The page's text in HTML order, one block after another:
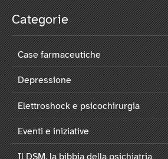
Categorie
Case farmaceutiche
Depressione
Elettroshock e psicochirurgia
Eventi e iniziative
Il DSM, la bibbia della psichiatria